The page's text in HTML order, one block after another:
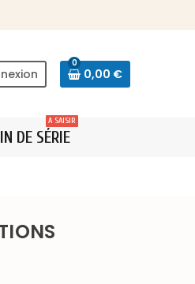
0
0,00 €
DE SÉRIE
A SAISIR